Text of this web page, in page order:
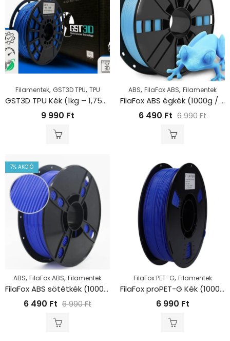
Filamentek, GST3D TPU, TPU
GST3D TPU Kék (1kg – 1,75mm)
9 990 Ft
ABS, FilaFox ABS, Filamentek
FilaFox ABS égkék (1000g / 1,75mm)
6 490 Ft 6 990Ft
7% AKCIÓ
ABS, FilaFox ABS, Filamentek
FilaFox ABS sötétkék (1000g / 1,75mm)
6 490 Ft 6 990Ft
FilaFox PET-G, Filamentek
FilaFox proPET-G Kék (1000g / 1,75mm)
6 990 Ft